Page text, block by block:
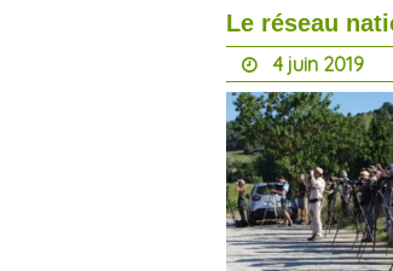
Le réseau
4 juin 2019